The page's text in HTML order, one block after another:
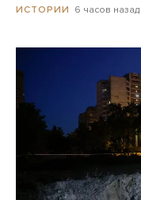
ИСТОРИИ 6 часов назад